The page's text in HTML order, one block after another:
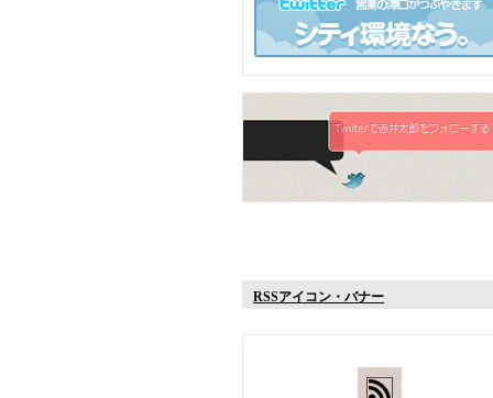
RSSアイコン・バナー